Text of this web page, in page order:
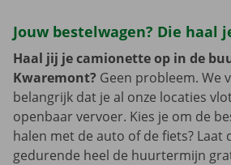
Jouw bestelwagen? Die haal
Haal jij je camionette op in de
Kwaremont? Geen probleem. We
belangrijk dat je al onze locaties
openbaar vervoer. Kies je om de
halen met de auto of de fiets? Laat
gedurende heel de huurtermijn